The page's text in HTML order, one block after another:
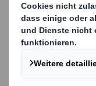
sich in Pulheim
sämtliche
Europa